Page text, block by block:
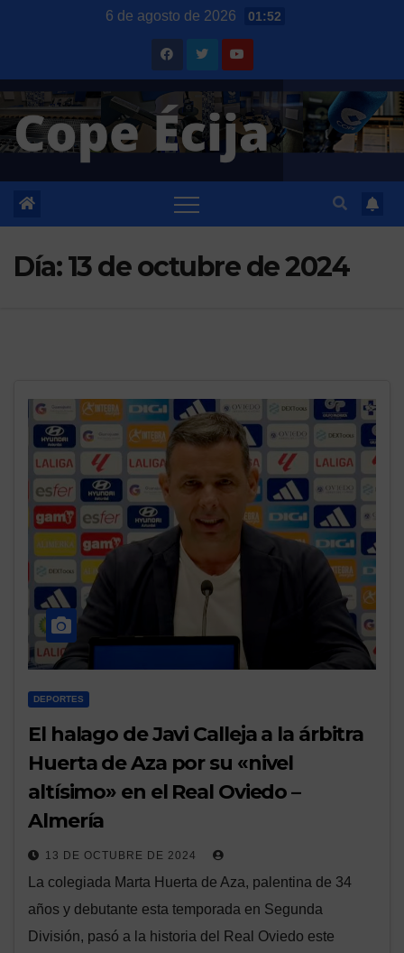
6 de agosto de 2026 01:52
Día:13 de octubre de 2024
DEPORTES
El halago de Javi Calleja a la árbitra
Huerta de Aza por su «nivel
altísimo» en el Real Oviedo –
Almería
13 DE OCTUBRE DE 2024
La colegiada Marta Huerta de Aza, palentina de 34
años y debutante esta temporada en Segunda
División, pasó a la historia del Real Oviedo este